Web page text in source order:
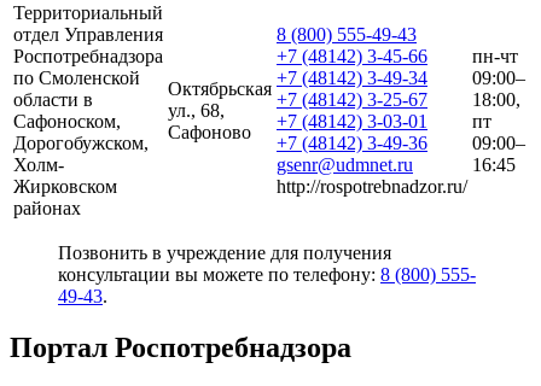
Территориальный
отдел Управления
Роспотребнадзора
по Смоленской
области в
Сафоноском,
Дорогобужском,
Холм-
Жирковском
районах
Октябрьская
ул., 68,
Сафоново
8 (800) 555-49-43
+7 (48142) 3-45-66
+7 (48142) 3-49-34
+7 (48142) 3-25-67
+7 (48142) 3-03-01
+7 (48142) 3-49-36
gsenr@udmnet.ru
http://rospotrebnadzor.ru/
пн-чт
09:00–
18:00,
пт
09:00–
16:45
Позвонить в учреждение для получения
консультации вы можете по телефону: 8 (800) 555-
49-43.
Портал Роспотребнадзора